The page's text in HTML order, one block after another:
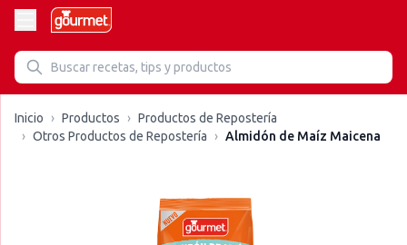
Inicio › Productos › Productos de Repostería
› Otros Productos de Repostería › Almidón de Maíz Maicena